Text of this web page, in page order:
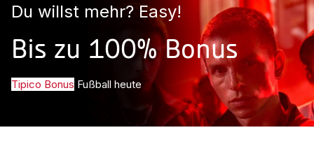
Du willst mehr? Easy!
Bis zu 100% Bonus
Tipico Bonus Fußball heute